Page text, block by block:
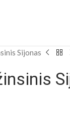
Sijonas